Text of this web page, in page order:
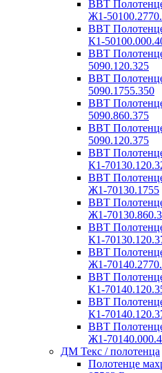
ВВТ
Ж1-
ВВТ
К1-
ВВТ
5090.120.325
ВВТ
5090.1755.350
ВВТ
5090.860.375
ВВТ
5090.120.375
ВВТ
К1-
ВВТ
Ж1-70130.1755
ВВТ
Ж1-
ВВТ
К1-
ВВТ
Ж1-
ВВТ
К1-
ВВТ
К1-
ВВТ
Ж1-
ДМ Текс / полотенца
Полотенце